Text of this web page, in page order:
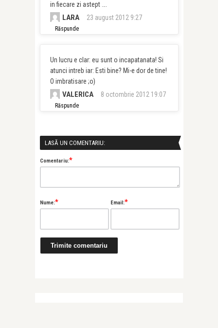
in fiecare zi astept ….
LARA 23 august 2012 9:27
Răspunde
Un lucru e clar: eu sunt o incapatanata! Si
atunci intreb iar: Esti bine? Mi-e dor de tine!
O imbratisare ;o)
VALERICA 8 octombrie 2012 19:07
Răspunde
LASĂ UN COMENTARIU:
Comentariu:*
Nume:* Email:*